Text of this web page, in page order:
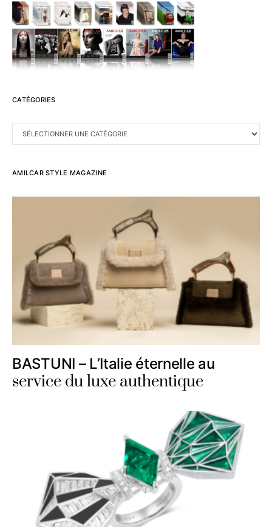
CATÉGORIES
CATÉGORIES
AMILCAR STYLE MAGAZINE
BASTUNI – L’Italie éternelle au
service du luxe authentique